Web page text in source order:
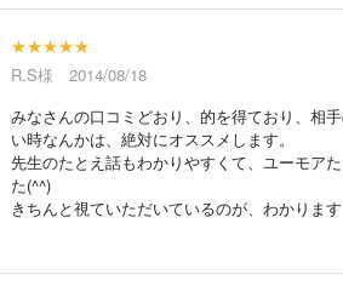
★★★★★
R.S様 2014/08/18
みなさんの口コミどおり、的を得ており、相
い時なんかは、絶対にオススメします。
先生のたとえ話もわかりやすくて、ユーモア
た(^^)
きちんと視ていただいているのが、わかります